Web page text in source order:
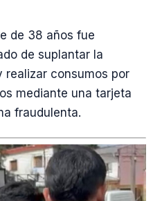
de 38 años fue
de suplantar la
realizar consumos por
mediante una tarjeta
fraudulenta.